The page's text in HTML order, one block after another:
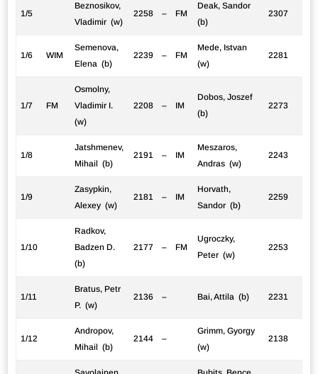
1/5
Beznosikov,
Vladimir (w)
2258 – FM
Deak, Sandor
(b)
2307
1/6 WIM
Semenova,
Elena (b)
2239 – FM
Mede, Istvan
(w)
2281
1/7 FM
Osmolny,
Vladimir I.
(w)
2208 – IM
Dobos, Joszef
(b)
2273
1/8
Jatshmenev,
Mihail (b)
2191 – IM
Meszaros,
Andras (w)
2243
1/9
Zasypkin,
Alexey (w)
2181 – IM
Horvath,
Sandor (b)
2259
1/10
Radkov,
Badzen D.
(b)
2177 – FM
Ugroczky,
Peter (w)
2253
1/11
Bratus, Petr
P. (w)
2136 – Bai, Attila (b) 2231
1/12
Andropov,
Mihail (b)
2144 –
Grimm, Gyorgy
(w)
2138